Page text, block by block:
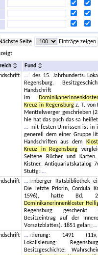
Seite
Einträge zeigen
Fund
l des 15. Jahrhunderts.
Regensburg.
Handschrift
im
Kreuz in Regensburgz. T. von
Menttelwerger geschrieben
hie hat das puch das sa
mit festen Umrissen ist in
generell dem einer Gruppe
Handschriften aus dem
Kreuz in Regensburg
Seltene Bücher und
Kistner. Antiquariatskatalog
Stuttga
ürnberger Ratsbibliothek
Die letzte Priorin, Cordula
1596), hatte Bd.
Dominikanerinnenkloster
Regensburg geschenkt
Besitzeintrag auf der
Vorsatzblattes). 1851 gelang
atierung: 1491
Lokalisierung:
Besitzgeschichte: